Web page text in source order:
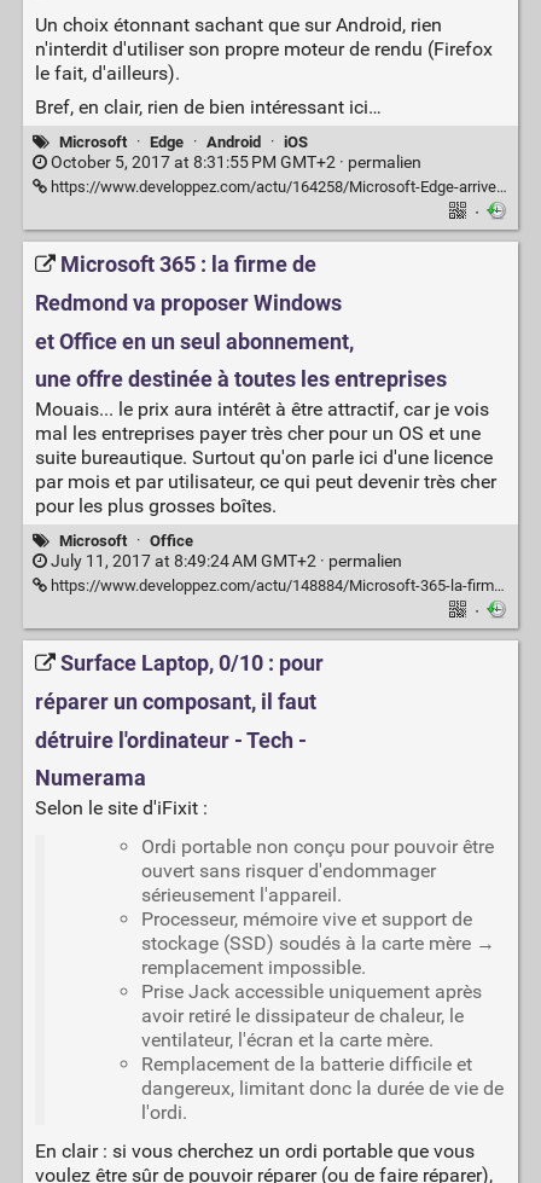
Un choix étonnant sachant que sur Android, rien
n'interdit d'utiliser son propre moteur de rendu (Firefox
le fait, d'ailleurs).
Bref, en clair, rien de bien intéressant ici…
Microsoft · Edge · Android · iOS
October 5, 2017 at 8:31:55 PM GMT+2 · permalien
https://www.developpez.com/actu/164258/Microsoft-Edge-arrive-enfin-sur-iOS-et-Android-en-preversion-mais-pour-le-moment-aux-Etats-Unis-uniquement/
·
Microsoft 365 : la firme de
Redmond va proposer Windows
et Office en un seul abonnement,
une offre destinée à toutes les entreprises
Mouais... le prix aura intérêt à être attractif, car je vois
mal les entreprises payer très cher pour un OS et une
suite bureautique. Surtout qu'on parle ici d'une licence
par mois et par utilisateur, ce qui peut devenir très cher
pour les plus grosses boîtes.
Microsoft · Office
July 11, 2017 at 8:49:24 AM GMT+2 · permalien
https://www.developpez.com/actu/148884/Microsoft-365-la-firme-de-Redmond-va-proposer-Windows-et-Office-en-un-seul-abonnement-une-offre-destinee-a-toutes-les-entreprises/
·
Surface Laptop, 0/10 : pour
réparer un composant, il faut
détruire l'ordinateur - Tech -
Numerama
Selon le site d'iFixit :
Ordi portable non conçu pour pouvoir être
ouvert sans risquer d'endommager
sérieusement l'appareil.
Processeur, mémoire vive et support de
stockage (SSD) soudés à la carte mère →
remplacement impossible.
Prise Jack accessible uniquement après
avoir retiré le dissipateur de chaleur, le
ventilateur, l'écran et la carte mère.
Remplacement de la batterie difficile et
dangereux, limitant donc la durée de vie de
l'ordi.
En clair : si vous cherchez un ordi portable que vous
voulez être sûr de pouvoir réparer (ou de faire réparer),